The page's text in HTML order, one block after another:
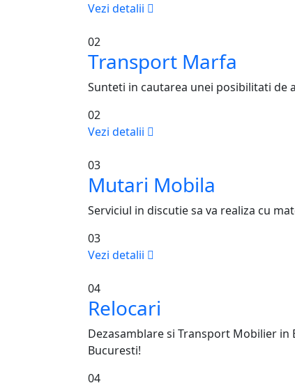
Vezi detalii
02
Transport Marfa
Sunteti in cautarea unei posibilitati de
02
Vezi detalii
03
Mutari Mobila
Serviciul in discutie sa va realiza cu
03
Vezi detalii
04
Relocari
Dezasamblare si Transport Mobilier
Bucuresti!
04